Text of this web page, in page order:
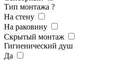
Тип монтажа ?
На стену
На раковину
Скрытый монтаж
Гигиенический душ
Да